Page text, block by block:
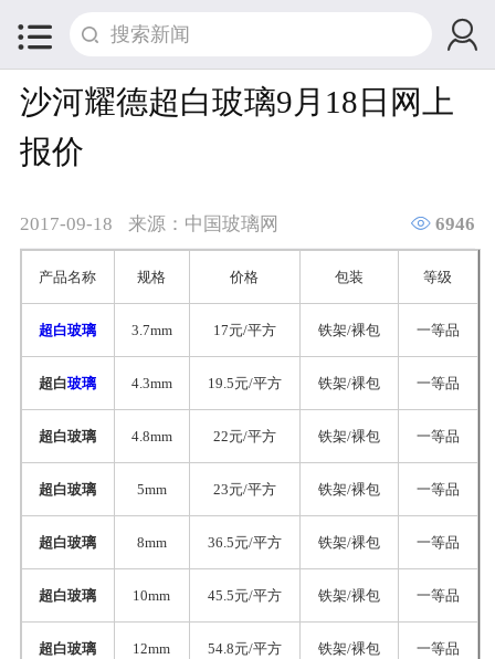
 
沙河耀德超白玻璃9月18日网上
报价
2017-09-18 来源：中国玻璃网  6946
产品名称 规格 价格 包装 等级
超白玻璃 3.7mm 17元/平方 铁架/裸包 一等品
超白玻璃 4.3mm 19.5元/平方 铁架/裸包 一等品
超白玻璃 4.8mm 22元/平方 铁架/裸包 一等品
超白玻璃 5mm 23元/平方 铁架/裸包 一等品
超白玻璃 8mm 36.5元/平方 铁架/裸包 一等品
超白玻璃 10mm 45.5元/平方 铁架/裸包 一等品
超白玻璃 12mm 54.8元/平方 铁架/裸包 一等品